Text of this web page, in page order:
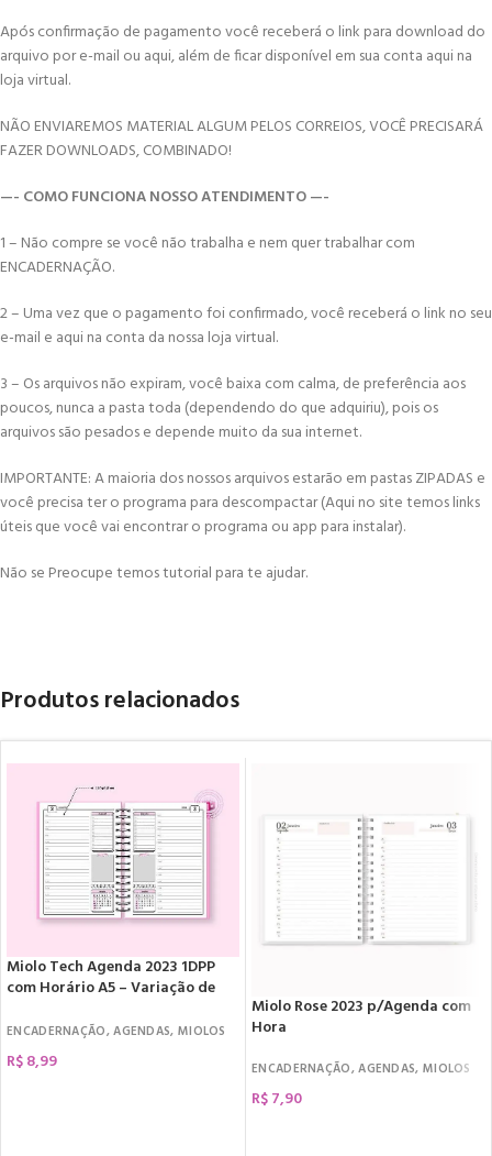
Após confirmação de pagamento você receberá o link para download do
arquivo por e-mail ou aqui, além de ficar disponível em sua conta aqui na
loja virtual.
NÃO ENVIAREMOS MATERIAL ALGUM PELOS CORREIOS, VOCÊ PRECISARÁ
FAZER DOWNLOADS, COMBINADO!
—- COMO FUNCIONA NOSSO ATENDIMENTO —-
1 – Não compre se você não trabalha e nem quer trabalhar com
ENCADERNAÇÃO.
2 – Uma vez que o pagamento foi confirmado, você receberá o link no seu
e-mail e aqui na conta da nossa loja virtual.
3 – Os arquivos não expiram, você baixa com calma, de preferência aos
poucos, nunca a pasta toda (dependendo do que adquiriu), pois os
arquivos são pesados e depende muito da sua internet.
IMPORTANTE: A maioria dos nossos arquivos estarão em pastas ZIPADAS e
você precisa ter o programa para descompactar (Aqui no site temos links
úteis que você vai encontrar o programa ou app para instalar).
Não se Preocupe temos tutorial para te ajudar.
Produtos relacionados
Miolo Tech Agenda 2023 1DPP
com Horário A5 – Variação de
ENCADERNAÇÃO,AGENDAS, MIOLOS
R$8,99
Miolo Rose 2023 p/Agenda com
Hora
ENCADERNAÇÃO,AGENDAS, MIOLOS
R$7,90